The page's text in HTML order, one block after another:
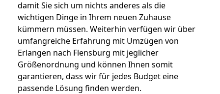
damit Sie sich um nichts anderes als die
wichtigen Dinge in Ihrem neuen Zuhause
kümmern müssen. Weiterhin verfügen wir über
umfangreiche Erfahrung mit Umzügen von
Erlangen nach Flensburg mit jeglicher
Größenordnung und können Ihnen somit
garantieren, dass wir für jedes Budget eine
passende Lösung finden werden.